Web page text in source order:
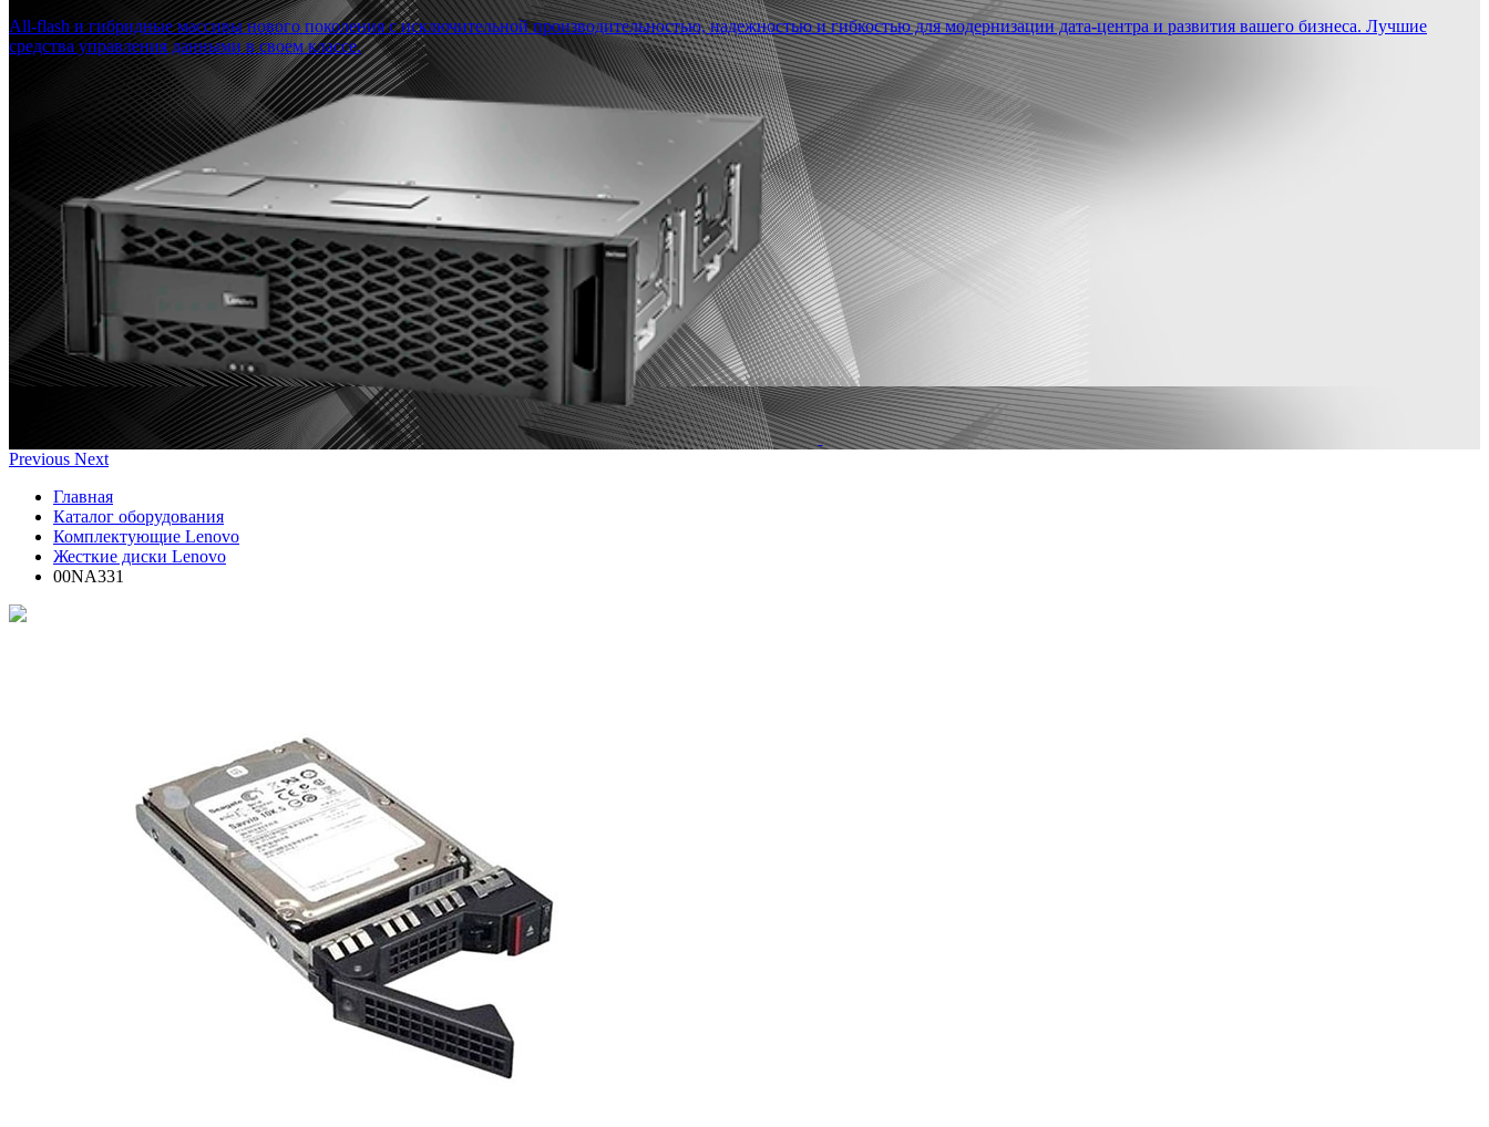
All-flash и гибридные массивы нового поколения с исключительной производительностью, надежностью и гибкостью для модернизации дата-центра и развития вашего бизнеса. Лучшие
средства управления данными в своем классе.
Previous Next
Главная
Каталог оборудования
Комплектующие Lenovo
Жесткие диски Lenovo
00NA331